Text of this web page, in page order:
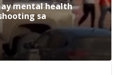
mental health
sa